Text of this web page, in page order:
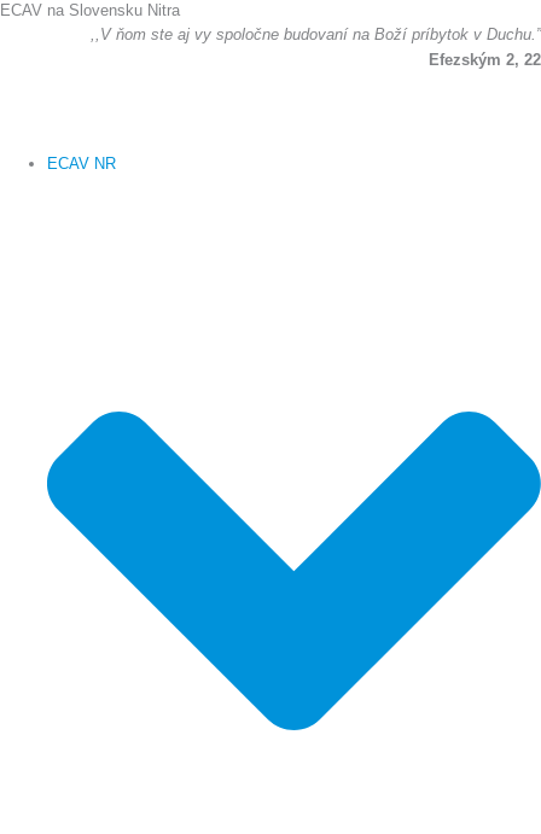
Preskočiť
ECAV na Slovensku Nitra
,,V ňom ste aj vy spoločne budovaní na Boží príbytok v Duchu.”
Efezským 2, 22
ECAV NR